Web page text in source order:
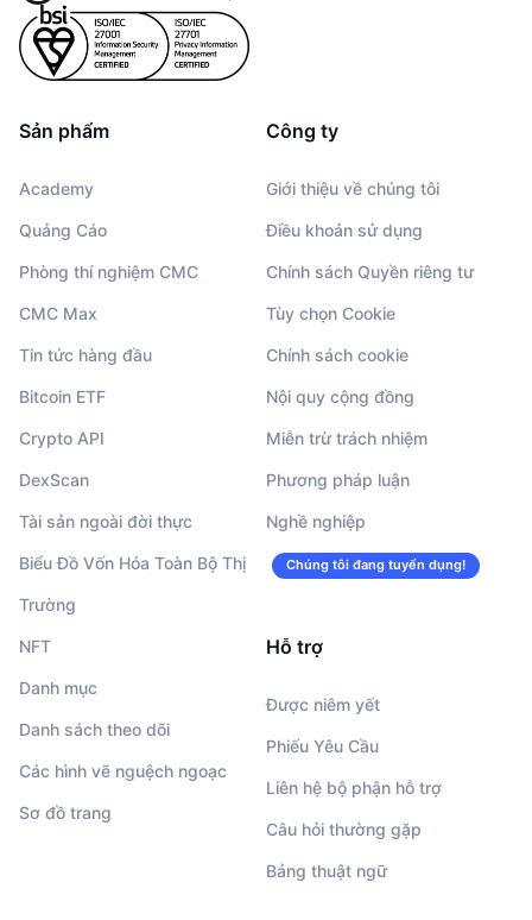
Sản phẩm
Academy
Quảng Cáo
Phòng thí nghiệm CMC
CMC Max
Tin tức hàng đầu
Bitcoin ETF
Crypto API
DexScan
Tài sản ngoài đời thực
Biểu Đồ Vốn Hóa Toàn Bộ Thị
Trường
NFT
Danh mục
Danh sách theo dõi
Các hình vẽ nguệch ngoạc
Sơ đồ trang
Công ty
Giới thiệu về chúng tôi
Điều khoản sử dụng
Chính sách Quyền riêng tư
Tùy chọn Cookie
Chính sách cookie
Nội quy cộng đồng
Miễn trừ trách nhiệm
Phương pháp luận
Nghề nghiệp
Chúng tôi đang tuyển dụng!
Hỗ trợ
Được niêm yết
Phiếu Yêu Cầu
Liên hệ bộ phận hỗ trợ
Câu hỏi thường gặp
Bảng thuật ngữ